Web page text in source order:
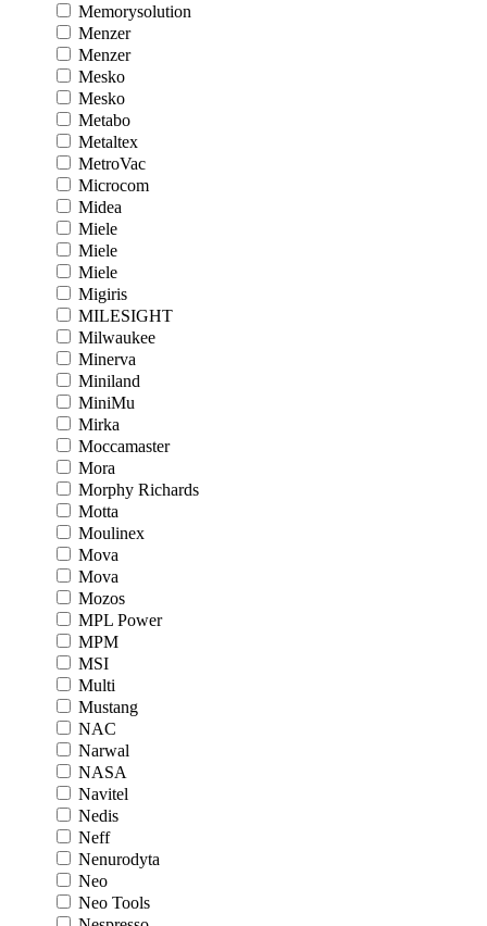
Memorysolution
Menzer
Menzer
Mesko
Mesko
Metabo
Metaltex
MetroVac
Microcom
Midea
Miele
Miele
Miele
Migiris
MILESIGHT
Milwaukee
Minerva
Miniland
MiniMu
Mirka
Moccamaster
Mora
Morphy Richards
Motta
Moulinex
Mova
Mova
Mozos
MPL Power
MPM
MSI
Multi
Mustang
NAC
Narwal
NASA
Navitel
Nedis
Neff
Nenurodyta
Neo
Neo Tools